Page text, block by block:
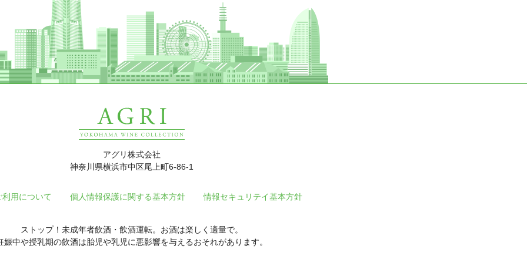
アグリ株式会社
神奈川県横浜市中区尾上町6-86-1
用について 個人情報保護に関する基本方針 情報セキュリテイ基本方針
ストップ！未成年者飲酒・飲酒運転。お酒は楽しく適量で。
娠中や授乳期の飲酒は胎児や乳児に悪影響を与えるおそれがあります。